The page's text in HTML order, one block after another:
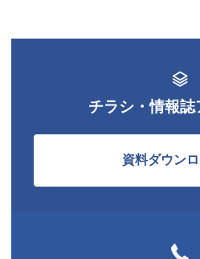
チラシ・情報
資料ダウン